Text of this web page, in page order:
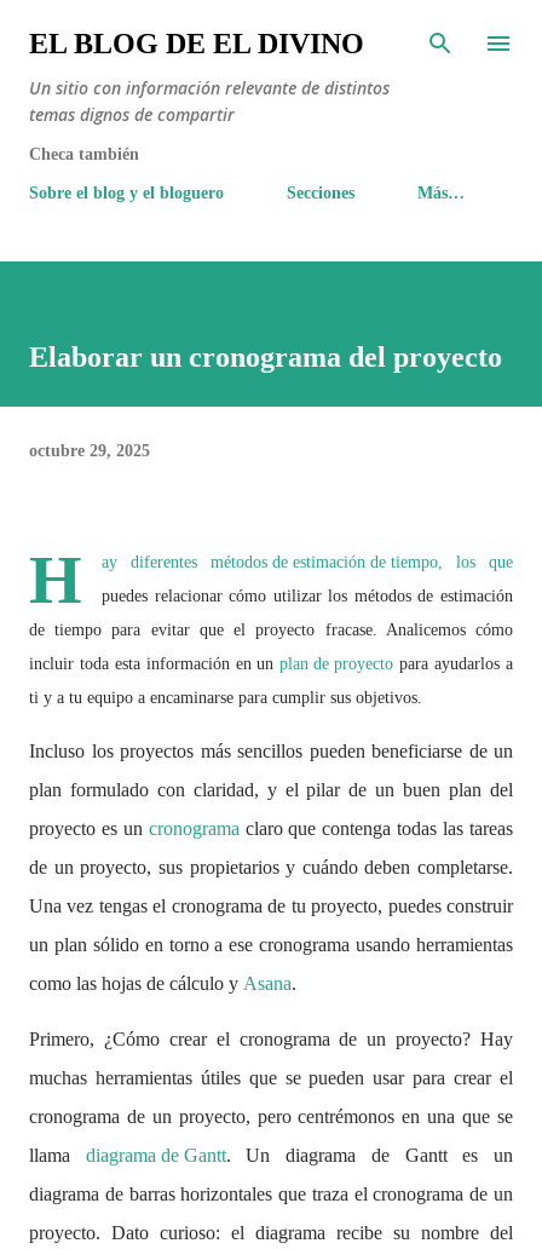
Ir al contenido principal
EL BLOG DE EL DIVINO
Un sitio con información relevante de distintos
temas dignos de compartir
Checa también
Sobre el blog y el bloguero Secciones Más…
Elaborar un cronograma del proyecto
octubre 29, 2025
H ay diferentes métodos de estimación de tiempo, los que
puedes relacionar cómo utilizar los métodos de estimación
de tiempo para evitar que el proyecto fracase. Analicemos cómo
incluir toda esta información en unplan de proyecto para ayudarlos a
ti y a tu equipo a encaminarse para cumplir sus objetivos.
Incluso los proyectos más sencillos pueden beneficiarse de un
plan formulado con claridad, y el pilar de un buen plan del
proyecto es un cronograma claro que contenga todas las tareas
de un proyecto, sus propietarios y cuándo deben completarse.
Una vez tengas el cronograma de tu proyecto, puedes construir
un plan sólido en torno a ese cronograma usando herramientas
como las hojas de cálculo y Asana.
Primero, ¿Cómo crear el cronograma de un proyecto? Hay
muchas herramientas útiles que se pueden usar para crear el
cronograma de un proyecto, pero centrémonos en una que se
llama diagrama de Gantt. Un diagrama de Gantt es un
diagrama de barras horizontales que traza el cronograma de un
proyecto. Dato curioso: el diagrama recibe su nombre del